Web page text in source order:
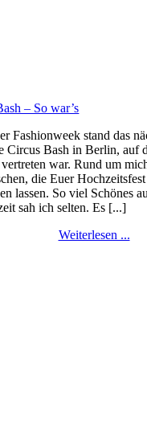
– So war’s
Fashionweek stand das
Circus Bash in Berlin, auf
war. Rund um
die Euer
lassen. So viel Schönes
sah ich selten. Es [...]
Weiterlesen ...